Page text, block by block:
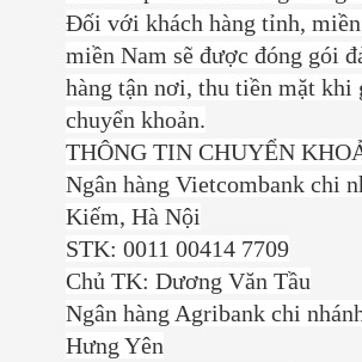
Đối với khách hàng tỉnh,
miền Nam sẽ được đóng gói
hàng tận nơi, thu tiền mặt khi
chuyển khoản.
THÔNG TIN CHUYỂN
Ngân hàng Vietcombank chi
Kiếm, Hà Nội
STK: 0011 00414 7709
Chủ TK: Dương Văn Tầu
Ngân hàng Agribank chi
Hưng Yên